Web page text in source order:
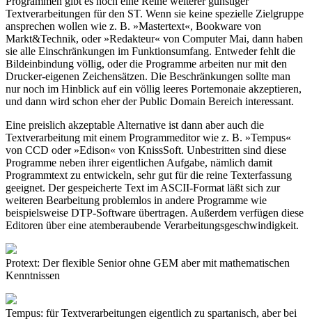
Textverarbeitungen für den ST. Wenn sie keine spezielle Zielgruppe
ansprechen wollen wie z. B. »Mastertext«, Bookware von
Markt&Technik, oder »Redakteur« von Computer Mai, dann haben
sie alle Einschränkungen im Funktionsumfang. Entweder fehlt die
Bildeinbindung völlig, oder die Programme arbeiten nur mit den
Drucker-eigenen Zeichensätzen. Die Beschränkungen sollte man
nur noch im Hinblick auf ein völlig leeres Portemonaie akzeptieren,
und dann wird schon eher der Public Domain Bereich interessant.
Eine preislich akzeptable Alternative ist dann aber auch die
Textverarbeitung mit einem Programmeditor wie z. B. »Tempus«
von CCD oder »Edison« von KnissSoft. Unbestritten sind diese
Programme neben ihrer eigentlichen Aufgabe, nämlich damit
Programmtext zu entwickeln, sehr gut für die reine Texterfassung
geeignet. Der gespeicherte Text im ASCII-Format läßt sich zur
weiteren Bearbeitung problemlos in andere Programme wie
beispielsweise DTP-Software übertragen. Außerdem verfügen diese
Editoren über eine atemberaubende Verarbeitungsgeschwindigkeit.
Protext: Der flexible Senior ohne GEM aber mit mathematischen
Kenntnissen
Tempus: für Textverarbeitungen eigentlich zu spartanisch, aber bei